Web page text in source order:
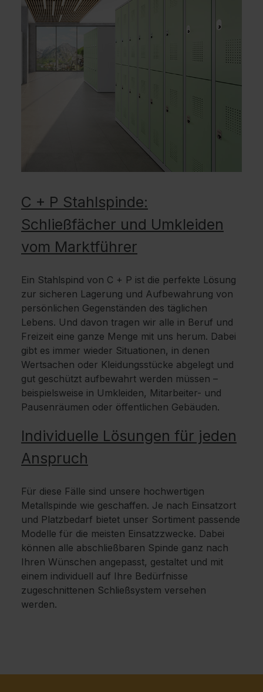
C + P Stahlspinde:
Schließfächer und Umkleiden
vom Marktführer
Ein Stahlspind von C + P ist die perfekte Lösung
zur sicheren Lagerung und Aufbewahrung von
persönlichen Gegenständen des täglichen
Lebens. Und davon tragen wir alle in Beruf und
Freizeit eine ganze Menge mit uns herum. Dabei
gibt es immer wieder Situationen, in denen
Wertsachen oder Kleidungsstücke abgelegt und
gut geschützt aufbewahrt werden müssen –
beispielsweise in Umkleiden, Mitarbeiter- und
Pausenräumen oder öffentlichen Gebäuden.
Individuelle Lösungen für jeden
Anspruch
Für diese Fälle sind unsere hochwertigen
Metallspinde wie geschaffen. Je nach Einsatzort
und Platzbedarf bietet unser Sortiment passende
Modelle für die meisten Einsatzzwecke. Dabei
können alle abschließbaren Spinde ganz nach
Ihren Wünschen angepasst, gestaltet und mit
einem individuell auf Ihre Bedürfnisse
zugeschnittenen Schließsystem versehen
werden.